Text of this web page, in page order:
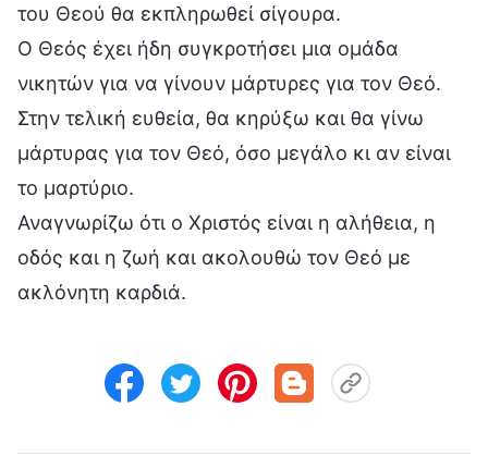
του Θεού θα εκπληρωθεί σίγουρα.
Ο Θεός έχει ήδη συγκροτήσει μια ομάδα
νικητών για να γίνουν μάρτυρες για τον Θεό.
Στην τελική ευθεία, θα κηρύξω και θα γίνω
μάρτυρας για τον Θεό, όσο μεγάλο κι αν είναι
το μαρτύριο.
Αναγνωρίζω ότι ο Χριστός είναι η αλήθεια, η
οδός και η ζωή και ακολουθώ τον Θεό με
ακλόνητη καρδιά.